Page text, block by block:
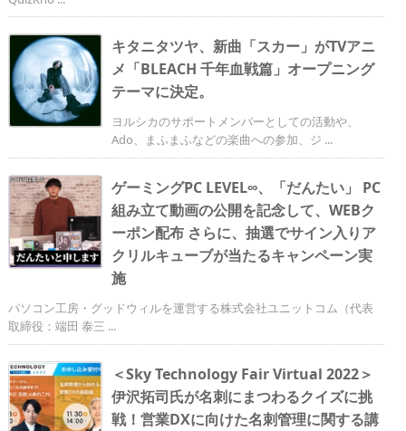
キタニタツヤ、新曲「スカー」がTVアニ
メ「BLEACH 千年血戦篇」オープニング
テーマに決定。
ヨルシカのサポートメンバーとしての活動や、
Ado、まふまふなどの楽曲への参加、ジ ...
ゲーミングPC LEVEL∞、「だんたい」 PC
組み立て動画の公開を記念して、WEBク
ーポン配布 さらに、抽選でサイン入りア
クリルキューブが当たるキャンペーン実
施
パソコン工房・グッドウィルを運営する株式会社ユニットコム（代表
取締役：端田 泰三 ...
＜Sky Technology Fair Virtual 2022＞
伊沢拓司氏が名刺にまつわるクイズに挑
戦！営業DXに向けた名刺管理に関する講